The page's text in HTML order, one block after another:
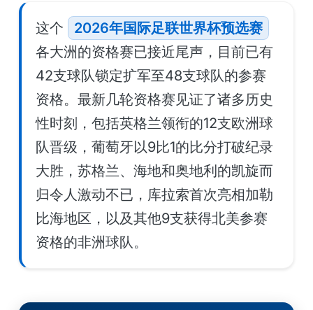
这个
2026年国际足联世界杯预选赛
各大洲的资格赛已接近尾声，目前已有
42支球队锁定扩军至48支球队的参赛
资格。最新几轮资格赛见证了诸多历史
性时刻，包括英格兰领衔的12支欧洲球
队晋级，葡萄牙以9比1的比分打破纪录
大胜，苏格兰、海地和奥地利的凯旋而
归令人激动不已，库拉索首次亮相加勒
比海地区，以及其他9支获得北美参赛
资格的非洲球队。